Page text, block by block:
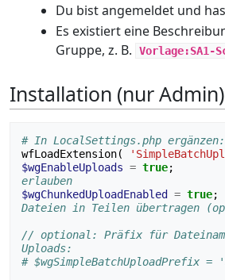
Du bist angemeldet und
Es existiert eine
Gruppe, z. B.
Vorlage:SA1-
Installation (nur Admin)
# In LocalSettings.php ergänzen:
wfLoadExtension(
$wgEnableUploads = true;
erlauben
$wgChunkedUploadEnabled
= true;
Dateien in Teilen übertragen
// optional: Präfix für
Uploads:
# $wgSimpleBatchUploadPrefix =